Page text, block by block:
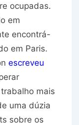
ocupadas.
em
encontrá-
em Paris.
escreveu
mais
uma dúzia
sobre os